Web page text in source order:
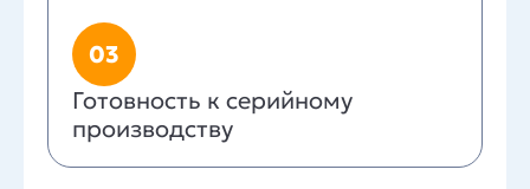
03
Готовность к серийному
производству